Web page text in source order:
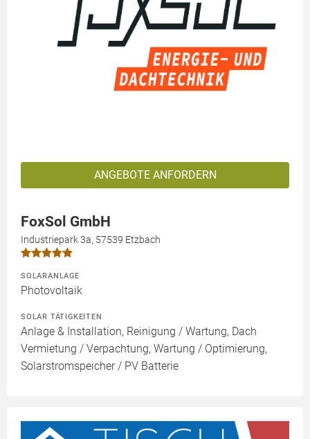
ANGEBOTE ANFORDERN
FoxSol GmbH
Industriepark 3a, 57539 Etzbach
SOLARANLAGE
Photovoltaik
SOLAR TÄTIGKEITEN
Anlage & Installation, Reinigung / Wartung, Dach
Vermietung / Verpachtung, Wartung / Optimierung,
Solarstromspeicher / PV Batterie